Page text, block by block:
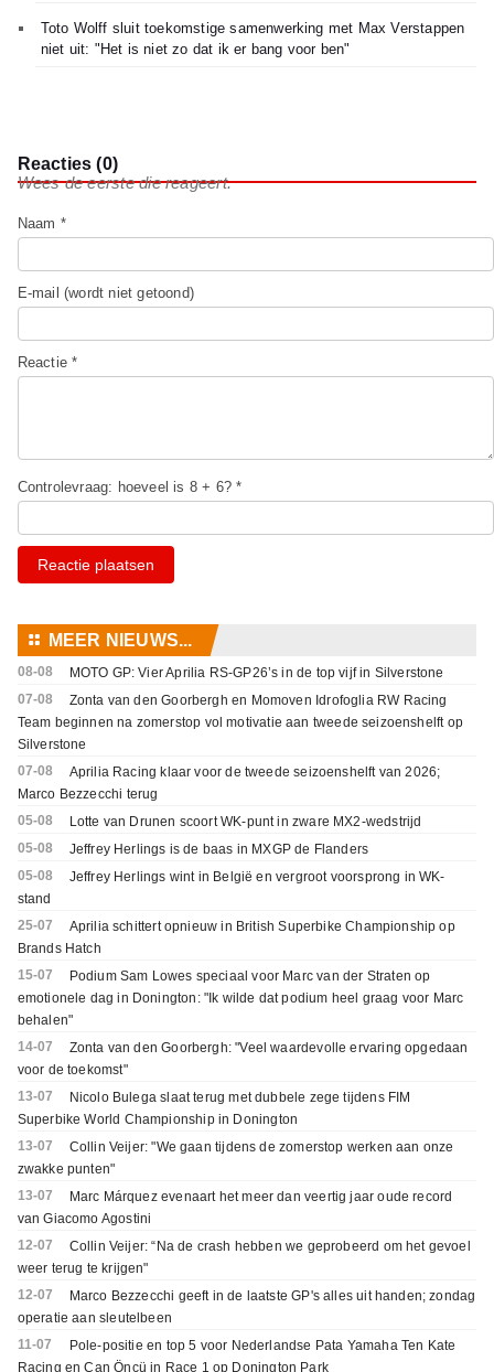
Toto Wolff sluit toekomstige samenwerking met Max Verstappen
niet uit: "Het is niet zo dat ik er bang voor ben"
Reacties (0)
Wees de eerste die reageert.
Naam *
E-mail (wordt niet getoond)
Reactie *
Controlevraag: hoeveel is 8 + 6? *
Reactie plaatsen
⚏ MEER NIEUWS...
08-08
MOTO GP: Vier Aprilia RS-GP26’s in de top vijf in Silverstone
07-08
Zonta van den Goorbergh en Momoven Idrofoglia RW Racing
Team beginnen na zomerstop vol motivatie aan tweede seizoenshelft op
Silverstone
07-08
Aprilia Racing klaar voor de tweede seizoenshelft van 2026;
Marco Bezzecchi terug
05-08
Lotte van Drunen scoort WK-punt in zware MX2-wedstrijd
05-08
Jeffrey Herlings is de baas in MXGP de Flanders
05-08
Jeffrey Herlings wint in België en vergroot voorsprong in WK-
stand
25-07
Aprilia schittert opnieuw in British Superbike Championship op
Brands Hatch
15-07
Podium Sam Lowes speciaal voor Marc van der Straten op
emotionele dag in Donington: "Ik wilde dat podium heel graag voor Marc
behalen"
14-07
Zonta van den Goorbergh: "Veel waardevolle ervaring opgedaan
voor de toekomst"
13-07
Nicolo Bulega slaat terug met dubbele zege tijdens FIM
Superbike World Championship in Donington
13-07
Collin Veijer: "We gaan tijdens de zomerstop werken aan onze
zwakke punten"
13-07
Marc Márquez evenaart het meer dan veertig jaar oude record
van Giacomo Agostini
12-07
Collin Veijer: “Na de crash hebben we geprobeerd om het gevoel
weer terug te krijgen"
12-07
Marco Bezzecchi geeft in de laatste GP's alles uit handen; zondag
operatie aan sleutelbeen
11-07
Pole-positie en top 5 voor Nederlandse Pata Yamaha Ten Kate
Racing en Can Öncü in Race 1 op Donington Park